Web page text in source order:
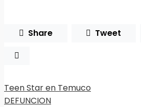
Share Tweet
Teen Star en Temuco
DEFUNCION